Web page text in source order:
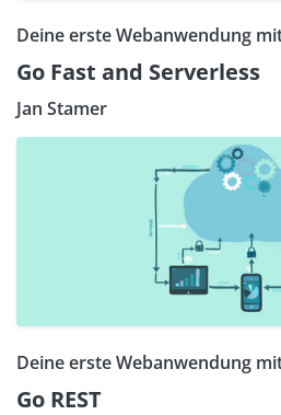
Deine erste Webanwendung
Go Fast and Serverless
Jan Stamer
Deine erste Webanwendung
Go REST